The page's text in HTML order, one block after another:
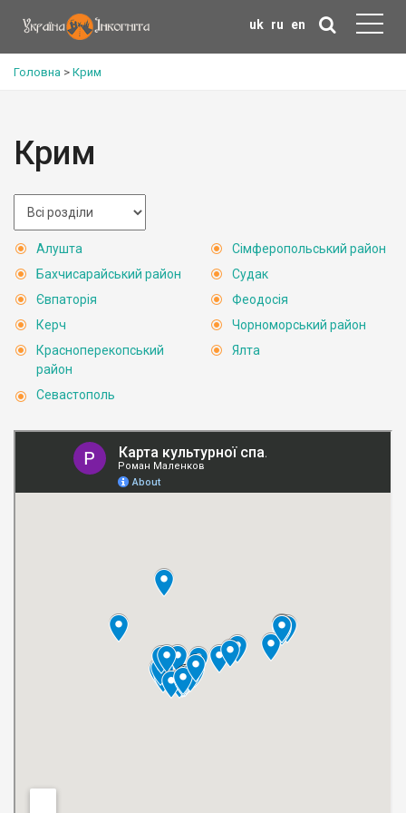
uk ru en
Головна > Крим
Крим
Алушта
Бахчисарайський район
Євпаторія
Керч
Красноперекопський
район
Севастополь
Сімферопольський район
Судак
Феодосія
Чорноморський район
Ялта